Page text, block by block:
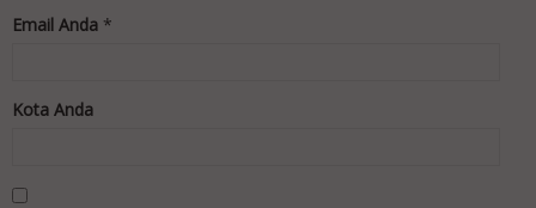
Email Anda *
Kota Anda